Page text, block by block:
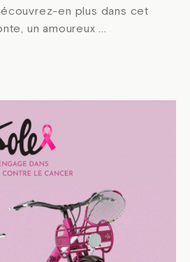
en plus dans cet
un amoureux ...